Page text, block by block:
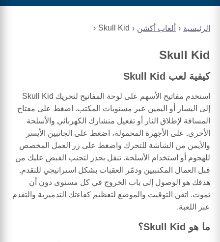
الرئيسية ألعاب أكشن Skull Kid
Skull Kid
كيفية لعب Skull Kid
استخدم مفاتيح الأسهم على لوحة المفاتيح لتحريك Skull Kid
إلى اليسار أو اليمين عبر مستويات المكتب. اضغط على مفتاح
المسافة لإطلاق النار أو تفعيل منشارك الكهربائي والأسلحة
الأخرى. على الأجهزة المحمولة، اضغط على الجانبين الأيسر
والأيمن من الشاشة للتحرك واضغط على زر العمل المخصص
للهجوم أو استخدام الأسلحة. تنقل بحذر لتجنب القبض عليك من
قبل العمال المكتبيين ودمّر العقبات بشكل استراتيجي للتقدم.
هدفك هو الوصول إلى باب الخروج في كل مستوى دون أن
تموت. اتقن التوقيت والموضع لتعظيم كفاءتك التدميرية والتقدم
عبر اللعبة.
ما هو Skull Kid؟